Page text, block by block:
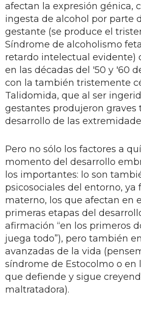
afectan la expresión génica,
ingesta de alcohol por parte
gestante (se produce el
Síndrome de alcoholismo
retardo intelectual evidente)
en las décadas del '50 y '60
con la también tristemente
Talidomida, que al ser
gestantes produjeron graves
desarrollo de las
Pero no sólo los factores a
momento del desarrollo
los importantes: lo son
psicosociales del entorno, ya
materno, los que afectan en
primeras etapas del
afirmación “en los primeros
juega todo”), pero también
avanzadas de la vida
síndrome de Estocolmo o en
que defiende y sigue
maltratadora).